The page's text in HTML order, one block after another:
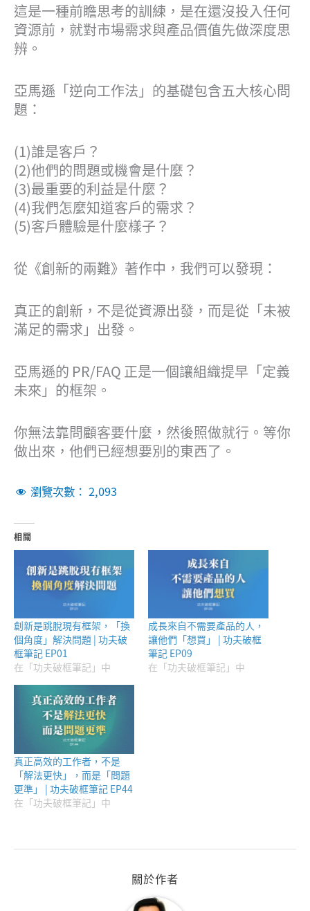
這是一種前瞻思考的訓練，是在還沒投入任何
資源前，就對市場需求與產品價值先做深度思
辨。
亞馬遜「逆向工作法」的基礎包含五大核心問
題：
(1)誰是客戶？
(2)他們的問題或機會是什麼？
(3)最重要的利益是什麼？
(4)我們怎麼知道客戶的需求？
(5)客戶體驗是什麼樣子？
從《創新的兩難》著作中，我們可以發現：
真正的創新，不是從資源出發，而是從「未被
滿足的需求」出發。
亞馬遜的 PR/FAQ 正是一個讓組織提早「定義
未來」的框架。
你無法靠問顧客要什麼，然後照做就行。等你
做出來，他們已經想要別的東西了。
瀏覽次數： 2,093
相關
創新是跳脫現有框架，「換
個角度」解決問題 | 功夫破
框筆記 EP01
在「功夫破框筆記」中
成長來自不需要產品的人，
讓他們「想買」 | 功夫破框
筆記 EP09
在「功夫破框筆記」中
真正高效的工作者，不是
「解法更快」，而是「問題
更準」 | 功夫破框筆記 EP44
在「功夫破框筆記」中
關於作者